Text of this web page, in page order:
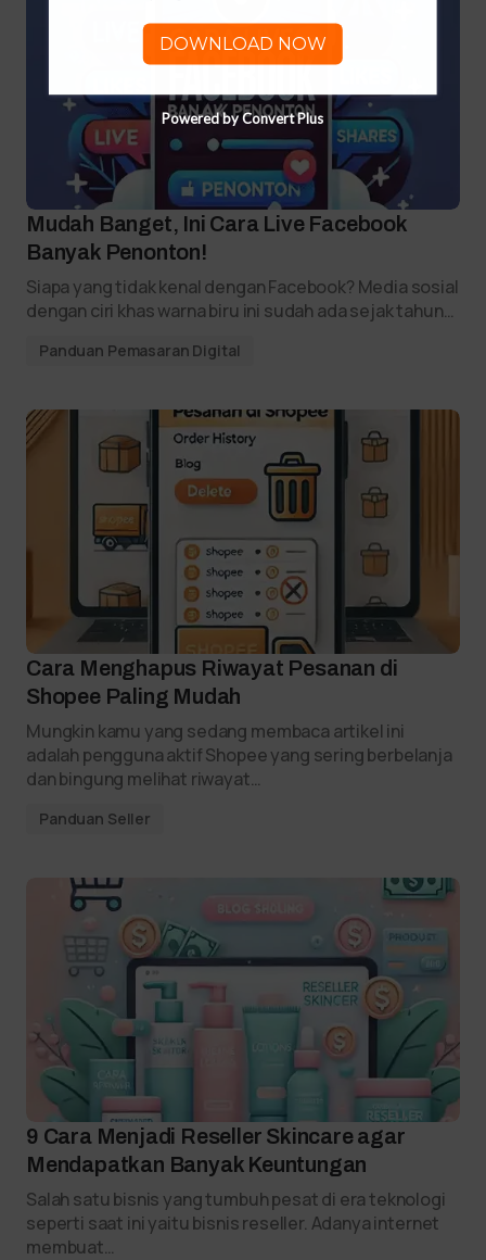
Mudah Banget, Ini Cara Live Facebook
Banyak Penonton!
Siapa yang tidak kenal dengan Facebook? Media sosial
dengan ciri khas warna biru ini sudah ada sejak tahun…
Panduan Pemasaran Digital
Cara Menghapus Riwayat Pesanan di
Shopee Paling Mudah
Mungkin kamu yang sedang membaca artikel ini
adalah pengguna aktif Shopee yang sering berbelanja
dan bingung melihat riwayat…
Panduan Seller
9 Cara Menjadi Reseller Skincare agar
Mendapatkan Banyak Keuntungan
Salah satu bisnis yang tumbuh pesat di era teknologi
seperti saat ini yaitu bisnis reseller. Adanya internet
membuat…
DOWNLOAD NOW
Powered by Convert Plus